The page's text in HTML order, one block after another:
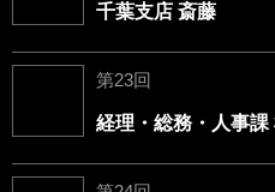
千葉支店 斎藤
第23回
経理・総務・人事課